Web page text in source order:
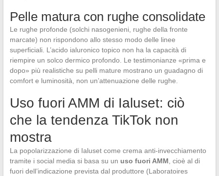
Pelle matura con rughe consolidate
Le rughe profonde (solchi nasogenieni, rughe della fronte
marcate) non rispondono allo stesso modo delle linee
superficiali. L’acido ialuronico topico non ha la capacità di
riempire un solco dermico profondo. Le testimonianze «prima e
dopo» più realistiche su pelli mature mostrano un guadagno di
comfort e luminosità, non un’attenuazione delle rughe.
Uso fuori AMM di Ialuset: ciò
che la tendenza TikTok non
mostra
La popolarizzazione di Ialuset come crema anti-invecchiamento
tramite i social media si basa su un uso fuori AMM, cioè al di
fuori dell’indicazione prevista dal produttore (Laboratoires